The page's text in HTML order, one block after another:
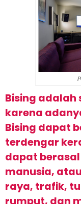
Bising adalah
karena ad
Bising dapat
terdengar ker
dapat berasal
manusia, atau
raya, trafik, t
rumput, dan